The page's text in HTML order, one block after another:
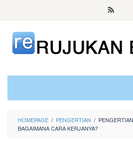
content
HOMEPAGE / PENGERTIAN /
BAGAIMANA CARA KERJANYA?